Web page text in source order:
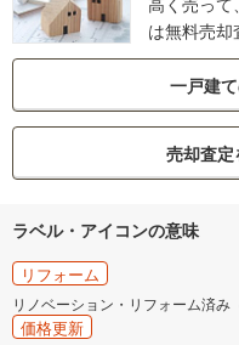
は無料売却
一戸建
売却査定
ラベル・アイコンの意味
リフォーム
リノベーション・リフォーム済み
価格更新